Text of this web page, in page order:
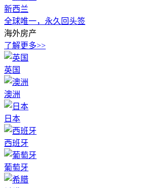
新西兰
全球唯一，永久回头签
海外房产
了解更多>>
英国
澳洲
日本
西班牙
葡萄牙